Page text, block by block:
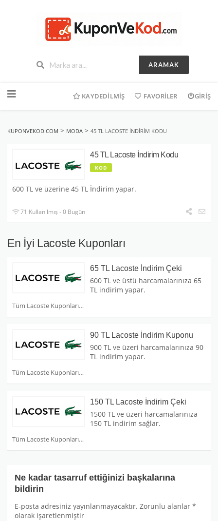
ARAMAK
geç
KAYDEDILMIŞ FAVORILER GIRIŞ
KUPONVEKOD.COM > MODA > 45 TL LACOSTE İNDIRIM KODU
45 TL Lacoste İndirim Kodu
KOD
600 TL ve üzerine 45 TL İndirim yapar.
71 Kullanılmış - 0 Bugün
En İyi Lacoste Kuponları
Tüm Lacoste Kuponları
65 TL Lacoste İndirim Çeki
600 TL ve üstü harcamalarınıza 65
TL indirim yapar.
Tüm Lacoste Kuponları
90 TL Lacoste İndirim Kuponu
900 TL ve üzeri harcamalarınıza 90
TL indirim yapar.
Tüm Lacoste Kuponları
150 TL Lacoste İndirim Çeki
1500 TL ve üzeri harcamalarınıza
150 TL indirim sağlar.
Ne kadar tasarruf ettiğinizi başkalarına
bildirin
E-posta adresiniz yayınlanmayacaktır. Zorunlu alanlar *
olarak işaretlenmiştir